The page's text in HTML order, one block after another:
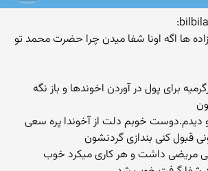
ها اگه اونا شفا میدن چرا حضرت محمد تو
برای پول در آوردن اخوندها و باز نگه
خوبم دلت از آخوندا پره سعی
قبول کنی بندازی گردنشون
مریضی داشت و هر کاری میکرد خوب